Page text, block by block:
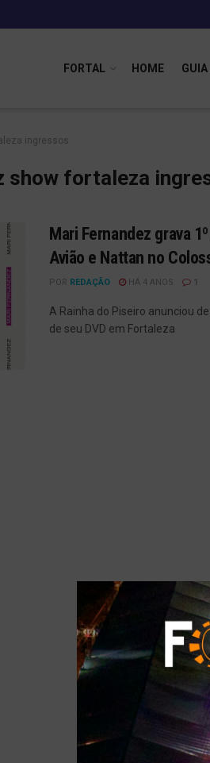
FORTAL HOME GUIA
ingressos
show fortaleza
Mari Fernandez grava
Avião e Nattan no
POR REDAÇÃO HÁ 4 ANOS 1
A Rainha do Piseiro anunciou
de seu DVD em Fortaleza